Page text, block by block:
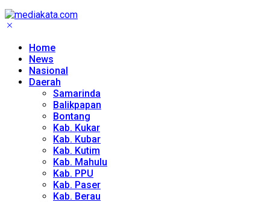
Home
News
Nasional
Daerah
Samarinda
Balikpapan
Bontang
Kab. Kukar
Kab. Kubar
Kab. Kutim
Kab. Mahulu
Kab. PPU
Kab. Paser
Kab. Berau